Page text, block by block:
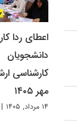
اعطای ردا
دانشجویان
کارشناسی
مهر ۱۴۰۵
۱۴ مرداد, ۱۴۰۵ |